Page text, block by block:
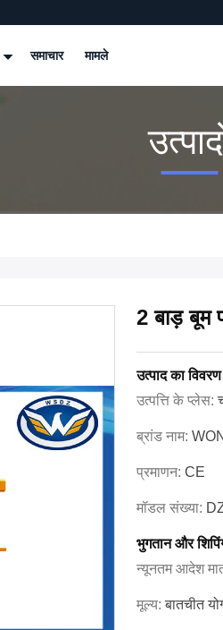
समाचार मामले
2 बाड़ बूम
उत्पाद का विवरण
उत्पत्ति के प्लेस:
ब्रांड नाम:
प्रमाणन: CE
मॉडल संख्या:
भुगतान और
न्यूनतम आदेश
मूल्य:बातचीत